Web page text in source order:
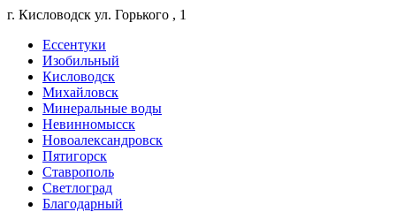
г. Кисловодск ул. Горького , 1
Ессентуки
Изобильный
Кисловодск
Михайловск
Минеральные воды
Невинномысск
Новоалександровск
Пятигорск
Ставрополь
Светлоград
Благодарный